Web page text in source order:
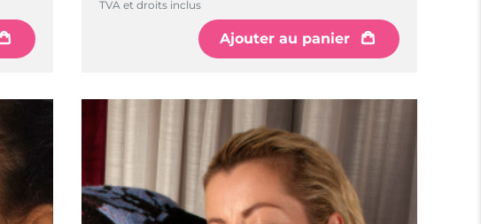
TVA et droits inclus
Ajouter au panier